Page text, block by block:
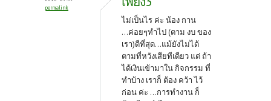
permalink
ไม่เป็นไร ค่ะ น้อง กาน
...ค่อยๆทำไป (ตาม งบ ของ
เรา)ดีที่สุด...แม้ยังไม่ได้
ตามที่หวังเสียทีเดียว แต่ ถ้า
ได้เงินเข้ามาใน กิจกรรม ที่
ทำบ้าง เราก็ ต้อง คว้า ไว้
ก่อน ค่ะ ...การทำงาน ก็